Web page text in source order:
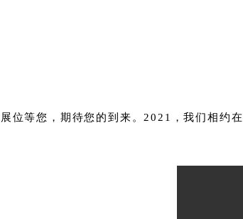
位等您，期待您的到来。2021，我们相约